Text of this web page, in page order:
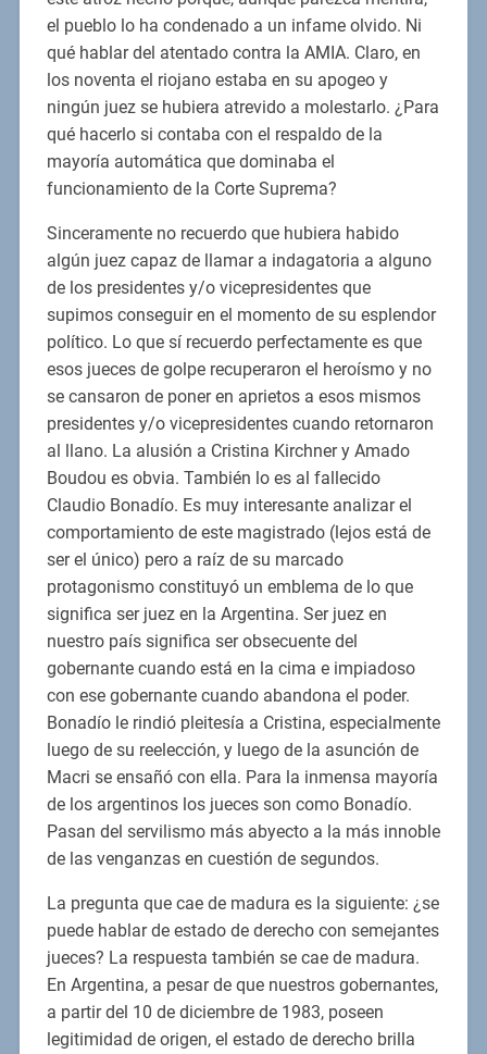
el pueblo lo ha condenado a un infame olvido. Ni
qué hablar del atentado contra la AMIA. Claro, en
los noventa el riojano estaba en su apogeo y
ningún juez se hubiera atrevido a molestarlo. ¿Para
qué hacerlo si contaba con el respaldo de la
mayoría automática que dominaba el
funcionamiento de la Corte Suprema?
Sinceramente no recuerdo que hubiera habido
algún juez capaz de llamar a indagatoria a alguno
de los presidentes y/o vicepresidentes que
supimos conseguir en el momento de su esplendor
político. Lo que sí recuerdo perfectamente es que
esos jueces de golpe recuperaron el heroísmo y no
se cansaron de poner en aprietos a esos mismos
presidentes y/o vicepresidentes cuando retornaron
al llano. La alusión a Cristina Kirchner y Amado
Boudou es obvia. También lo es al fallecido
Claudio Bonadío. Es muy interesante analizar el
comportamiento de este magistrado (lejos está de
ser el único) pero a raíz de su marcado
protagonismo constituyó un emblema de lo que
significa ser juez en la Argentina. Ser juez en
nuestro país significa ser obsecuente del
gobernante cuando está en la cima e impiadoso
con ese gobernante cuando abandona el poder.
Bonadío le rindió pleitesía a Cristina, especialmente
luego de su reelección, y luego de la asunción de
Macri se ensañó con ella. Para la inmensa mayoría
de los argentinos los jueces son como Bonadío.
Pasan del servilismo más abyecto a la más innoble
de las venganzas en cuestión de segundos.
La pregunta que cae de madura es la siguiente: ¿se
puede hablar de estado de derecho con semejantes
jueces? La respuesta también se cae de madura.
En Argentina, a pesar de que nuestros gobernantes,
a partir del 10 de diciembre de 1983, poseen
legitimidad de origen, el estado de derecho brilla